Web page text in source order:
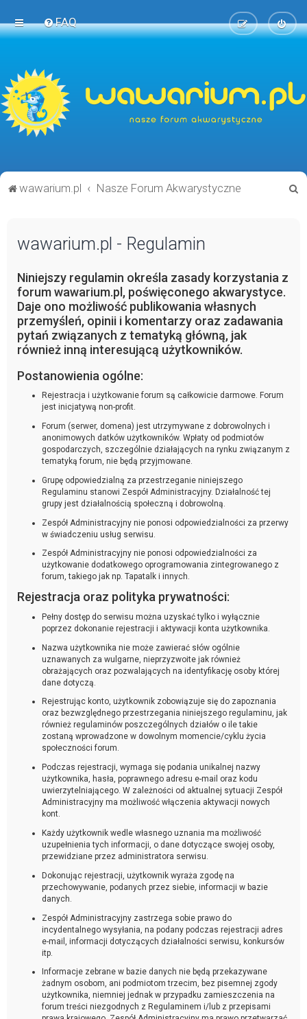
FAQ
wawarium.pl Nasze Forum Akwarystyczne
wawarium.pl - Regulamin
Niniejszy regulamin określa zasady korzystania z
forum wawarium.pl, poświęconego akwarystyce.
Daje ono możliwość publikowania własnych
przemyśleń, opinii i komentarzy oraz zadawania
pytań związanych z tematyką główną, jak
również inną interesującą użytkowników.
Postanowienia ogólne:
Rejestracja i użytkowanie forum są całkowicie darmowe. Forum
jest inicjatywą non-profit.
Forum (serwer, domena) jest utrzymywane z dobrowolnych i
anonimowych datków użytkowników. Wpłaty od podmiotów
gospodarczych, szczególnie działających na rynku związanym z
tematyką forum, nie będą przyjmowane.
Grupę odpowiedzialną za przestrzeganie niniejszego
Regulaminu stanowi Zespół Administracyjny. Działalność tej
grupy jest działalnością społeczną i dobrowolną.
Zespół Administracyjny nie ponosi odpowiedzialności za przerwy
w świadczeniu usług serwisu.
Zespół Administracyjny nie ponosi odpowiedzialności za
użytkowanie dodatkowego oprogramowania zintegrowanego z
forum, takiego jak np. Tapatalk i innych.
Rejestracja oraz polityka prywatności:
Pełny dostęp do serwisu można uzyskać tylko i wyłącznie
poprzez dokonanie rejestracji i aktywacji konta użytkownika.
Nazwa użytkownika nie może zawierać słów ogólnie
uznawanych za wulgarne, nieprzyzwoite jak również
obrażających oraz pozwalających na identyfikację osoby której
dane dotyczą.
Rejestrując konto, użytkownik zobowiązuje się do zapoznania
oraz bezwzględnego przestrzegania niniejszego regulaminu, jak
również regulaminów poszczególnych działów o ile takie
zostaną wprowadzone w dowolnym momencie/cyklu życia
społeczności forum.
Podczas rejestracji, wymaga się podania unikalnej nazwy
użytkownika, hasła, poprawnego adresu e-mail oraz kodu
uwierzytelniającego. W zależności od aktualnej sytuacji Zespół
Administracyjny ma możliwość włączenia aktywacji nowych
kont.
Każdy użytkownik wedle własnego uznania ma możliwość
uzupełnienia tych informacji, o dane dotyczące swojej osoby,
przewidziane przez administratora serwisu.
Dokonując rejestracji, użytkownik wyraża zgodę na
przechowywanie, podanych przez siebie, informacji w bazie
danych.
Zespół Administracyjny zastrzega sobie prawo do
incydentalnego wysyłania, na podany podczas rejestracji adres
e-mail, informacji dotyczących działalności serwisu, konkursów
itp.
Informacje zebrane w bazie danych nie będą przekazywane
żadnym osobom, ani podmiotom trzecim, bez pisemnej zgody
użytkownika, niemniej jednak w przypadku zamieszczenia na
forum treści niezgodnych z Regulaminem i/lub z przepisami